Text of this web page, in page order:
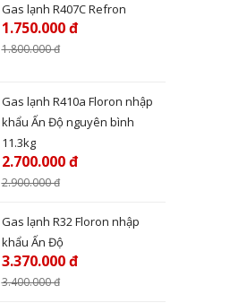
Gas lạnh R407C Refron
1.750.000 đ
1.800.000đ
Gas lạnh R410a Floron nhập
khẩu Ấn Độ nguyên bình
11.3kg
2.700.000 đ
2.900.000đ
Gas lạnh R32 Floron nhập
khẩu Ấn Độ
3.370.000 đ
3.400.000đ